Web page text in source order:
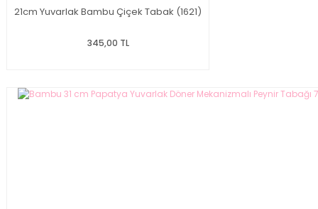
21cm Yuvarlak Bambu Çiçek Tabak (1621)
345,00 TL